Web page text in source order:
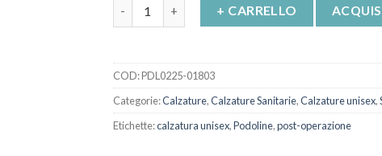
+ CARRELLO
COD:PDL0225-01803
Categorie:Calzature,Calzature Sanitarie,Calzature unisex,
Etichette:calzatura unisex,Podoline,post-operazione